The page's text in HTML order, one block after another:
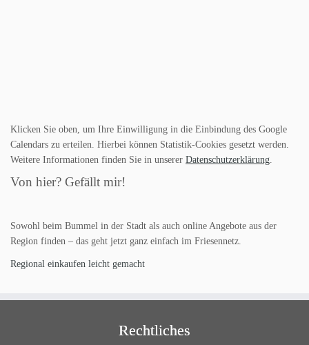
Klicken Sie oben, um Ihre Einwilligung in die Einbindung des Google
Calendars zu erteilen. Hierbei können Statistik-Cookies gesetzt werden.
Weitere Informationen finden Sie in unserer Datenschutzerklärung.
Von hier? Gefällt mir!
Sowohl beim Bummel in der Stadt als auch online Angebote aus der
Region finden – das geht jetzt ganz einfach im Friesennetz.
Regional einkaufen leicht gemacht
Rechtliches